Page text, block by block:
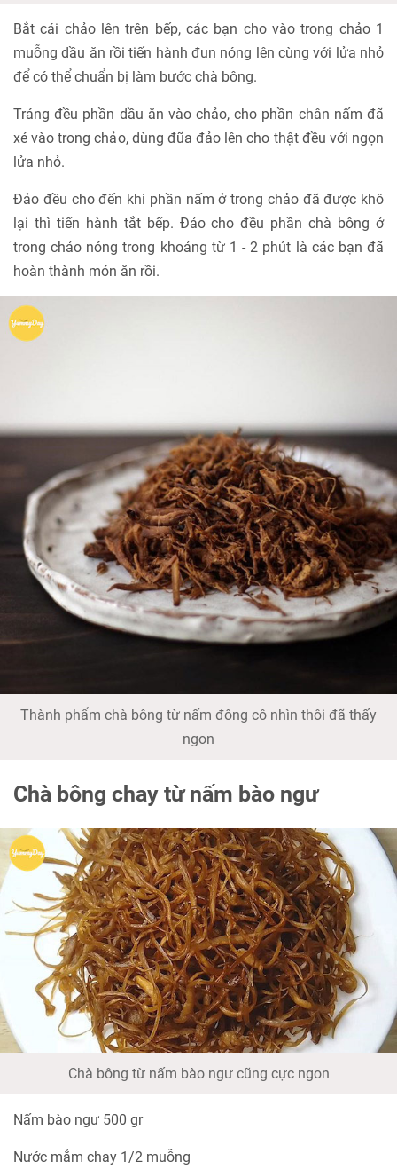
Bắt cái chảo lên trên bếp, các bạn cho vào trong chảo 1
muỗng dầu ăn rồi tiến hành đun nóng lên cùng với lửa nhỏ
để có thể chuẩn bị làm bước chà bông.
Tráng đều phần dầu ăn vào chảo, cho phần chân nấm đã
xé vào trong chảo, dùng đũa đảo lên cho thật đều với ngọn
lửa nhỏ.
Đảo đều cho đến khi phần nấm ở trong chảo đã được khô
lại thì tiến hành tắt bếp. Đảo cho đều phần chà bông ở
trong chảo nóng trong khoảng từ 1 - 2 phút là các bạn đã
hoàn thành món ăn rồi.
Thành phẩm chà bông từ nấm đông cô nhìn thôi đã thấy
ngon
Chà bông chay từ nấm bào ngư
Chà bông từ nấm bào ngư cũng cực ngon
Nấm bào ngư 500 gr
Nước mắm chay 1/2 muỗng